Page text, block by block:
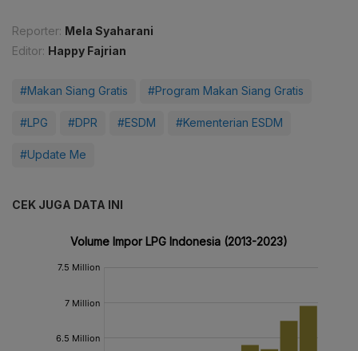
Reporter: Mela Syaharani
Editor: Happy Fajrian
#Makan Siang Gratis #Program Makan Siang Gratis
#LPG #DPR #ESDM #Kementerian ESDM
#Update Me
CEK JUGA DATA INI